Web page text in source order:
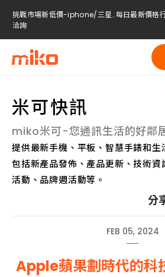
挑戰市場新低價-iphone/三星..每日最新價格
洽詢
挑戰市場新低價-iphone/三星..每日最新價格
洽詢
挑戰市場新低價-iphone/三星..每日最新價格
米可快訊
miko米可-您通訊生活的好鄰
提供最新手機、平板、智慧手錶和生
包括新產品發佈、產品更新、技術資
活動、品牌週活動等。
分
FEB 05, 2024
Apple蘋果劃時代的科